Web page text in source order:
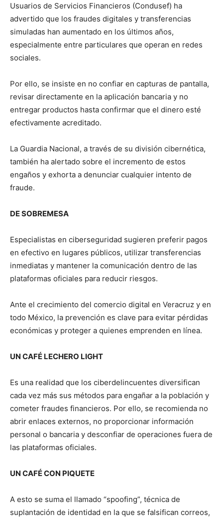
Usuarios de Servicios Financieros (Condusef) ha
advertido que los fraudes digitales y transferencias
simuladas han aumentado en los últimos años,
especialmente entre particulares que operan en redes
sociales.
Por ello, se insiste en no confiar en capturas de pantalla,
revisar directamente en la aplicación bancaria y no
entregar productos hasta confirmar que el dinero esté
efectivamente acreditado.
La Guardia Nacional, a través de su división cibernética,
también ha alertado sobre el incremento de estos
engaños y exhorta a denunciar cualquier intento de
fraude.
DE SOBREMESA
Especialistas en ciberseguridad sugieren preferir pagos
en efectivo en lugares públicos, utilizar transferencias
inmediatas y mantener la comunicación dentro de las
plataformas oficiales para reducir riesgos.
Ante el crecimiento del comercio digital en Veracruz y en
todo México, la prevención es clave para evitar pérdidas
económicas y proteger a quienes emprenden en línea.
UN CAFÉ LECHERO LIGHT
Es una realidad que los ciberdelincuentes diversifican
cada vez más sus métodos para engañar a la población y
cometer fraudes financieros. Por ello, se recomienda no
abrir enlaces externos, no proporcionar información
personal o bancaria y desconfiar de operaciones fuera de
las plataformas oficiales.
UN CAFÉ CON PIQUETE
A esto se suma el llamado “spoofing”, técnica de
suplantación de identidad en la que se falsifican correos,